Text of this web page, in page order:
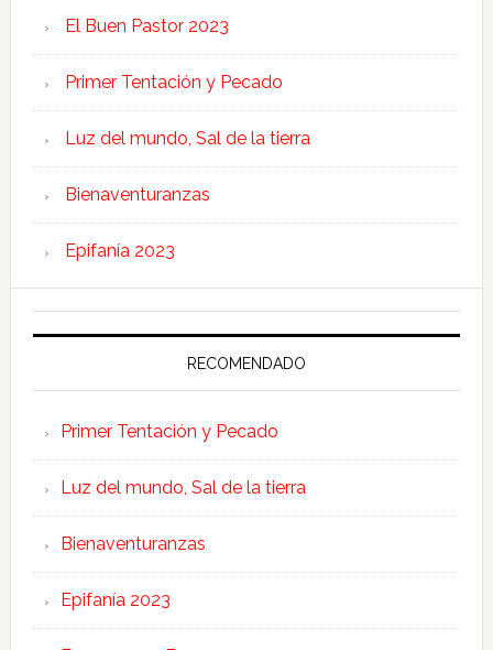
El Buen Pastor 2023
Primer Tentación y Pecado
Luz del mundo, Sal de la tierra
Bienaventuranzas
Epifanía 2023
RECOMENDADO
Primer Tentación y Pecado
Luz del mundo, Sal de la tierra
Bienaventuranzas
Epifanía 2023